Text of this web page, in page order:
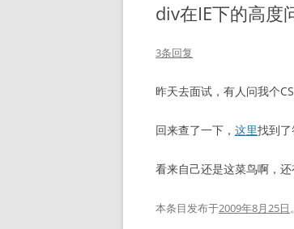
div在IE下的高度
3条回复
昨天去面试，有人问我个
回来查了一下， 这里找到了
看来自己还是这菜鸟啊，
本条目发布于2009年8月25日